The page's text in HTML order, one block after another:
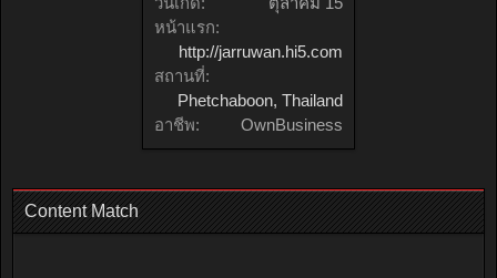
หน้าแรก:
http://jarruwan.hi5.com
สถานที่:
Phetchaboon, Thailand
อาชีพ:
OwnBusiness
Content Match